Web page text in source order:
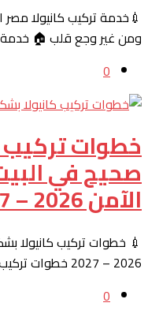
💉خدمة تركيب كانيولا
ومن غير وجع قلب 🏠 خدمة
0
خطوات تركيب
صحيح في
الآمن 2026 – 2027
💉 خطوات تركيب كانيولا
2026 – 2027 خطوات تركيب كانيولا بشكل صحيح…
0